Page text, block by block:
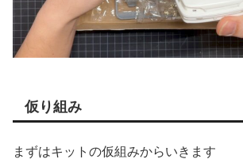
仮り組み
まずはキットの仮組みからいきます